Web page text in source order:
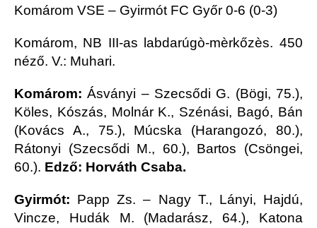
Komárom VSE – Gyirmót FC Győr 0-6 (0-3)
Komárom, NB III-as labdarúgò-mèrkőzès. 450
néző. V.: Muhari.
Komárom:Ásványi – Szecsődi G. (Bögi, 75.),
Köles, Kószás, Molnár K., Szénási, Bagó, Bán
(Kovács A., 75.), Múcska (Harangozó, 80.),
Rátonyi (Szecsődi M., 60.), Bartos (Csöngei,
60.). Edző: Horváth Csaba.
Gyirmót: Papp Zs. – Nagy T., Lányi, Hajdú,
Vincze, Hudák M. (Madarász, 64.), Katona